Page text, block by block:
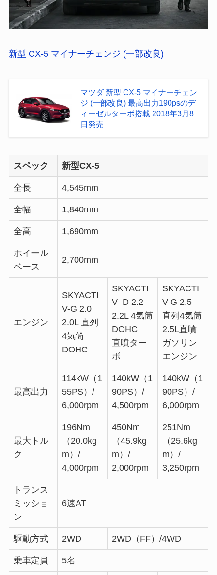
新型 CX-5 マイナーチェンジ (一部改良)
マツダ 新型 CX-5 マイナーチェン
ジ (一部改良) 最高出力190psのデ
ィーゼルターボ搭載 2018年3月8
日発売
スペック 新型CX-5
全長 4,545mm
全幅 1,840mm
全高 1,690mm
ホイール
ベース
2,700mm
エンジン
SKYACTI
V-G 2.0
2.0L 直列
4気筒
DOHC
SKYACTI
V- D 2.2
2.2L 4気筒
DOHC
直噴ター
ボ
SKYACTI
V-G 2.5
直列4気筒
2.5L直噴
ガソリン
エンジン
最高出力
114kW（1
55PS）/
6,000rpm
140kW（1
90PS）/
4,500rpm
140kW（1
90PS）/
6,000rpm
最大トル
ク
196Nm
（20.0kg
m）/
4,000rpm
450Nm
（45.9kg
m）/
2,000rpm
251Nm
（25.6kg
m）/
3,250rpm
トランス
ミッショ
ン
6速AT
駆動方式 2WD 2WD（FF）/4WD
乗車定員 5名